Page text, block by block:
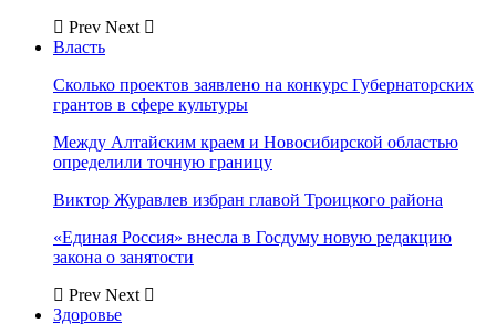
Prev Next
Власть
Сколько проектов заявлено на конкурс Губернаторских
грантов в сфере культуры
Между Алтайским краем и Новосибирской областью
определили точную границу
Виктор Журавлев избран главой Троицкого района
«Единая Россия» внесла в Госдуму новую редакцию
закона о занятости
Prev Next
Здоровье